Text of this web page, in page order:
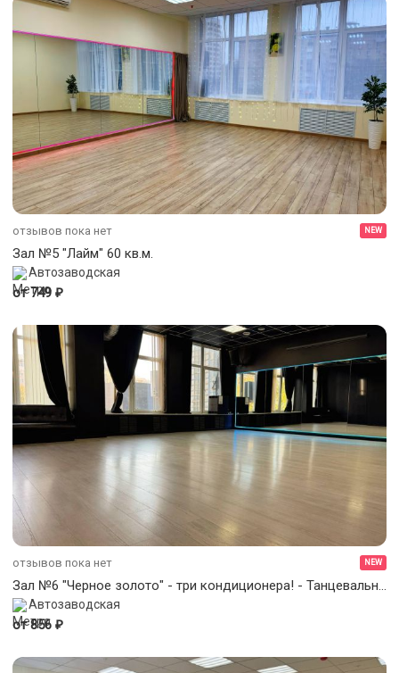
отзывов пока нет NEW
Зал №5 "Лайм" 60 кв.м.
Автозаводская
от 749 ₽
отзывов пока нет NEW
Автозаводская
от 856 ₽